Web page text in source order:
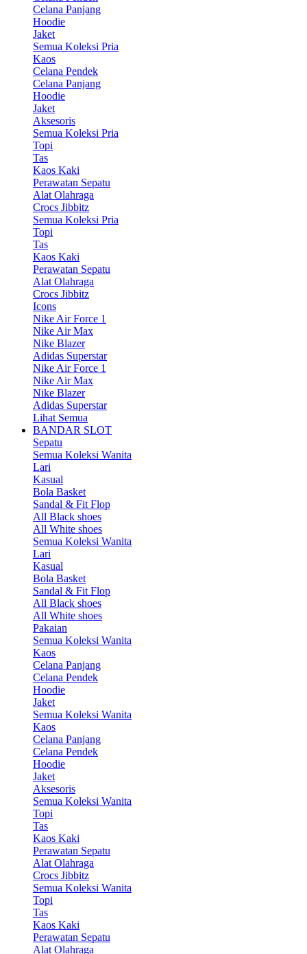
Celana Panjang
Hoodie
Jaket
Semua Koleksi Pria
Kaos
Celana Pendek
Celana Panjang
Hoodie
Jaket
Aksesoris
Semua Koleksi Pria
Topi
Tas
Kaos Kaki
Perawatan Sepatu
Alat Olahraga
Crocs Jibbitz
Semua Koleksi Pria
Topi
Tas
Kaos Kaki
Perawatan Sepatu
Alat Olahraga
Crocs Jibbitz
Icons
Nike Air Force 1
Nike Air Max
Nike Blazer
Adidas Superstar
Nike Air Force 1
Nike Air Max
Nike Blazer
Adidas Superstar
Lihat Semua
BANDAR SLOT
Sepatu
Semua Koleksi Wanita
Lari
Kasual
Bola Basket
Sandal & Fit Flop
All Black shoes
All White shoes
Semua Koleksi Wanita
Lari
Kasual
Bola Basket
Sandal & Fit Flop
All Black shoes
All White shoes
Pakaian
Semua Koleksi Wanita
Kaos
Celana Panjang
Celana Pendek
Hoodie
Jaket
Semua Koleksi Wanita
Kaos
Celana Panjang
Celana Pendek
Hoodie
Jaket
Aksesoris
Semua Koleksi Wanita
Topi
Tas
Kaos Kaki
Perawatan Sepatu
Alat Olahraga
Crocs Jibbitz
Semua Koleksi Wanita
Topi
Tas
Kaos Kaki
Perawatan Sepatu
Alat Olahraga